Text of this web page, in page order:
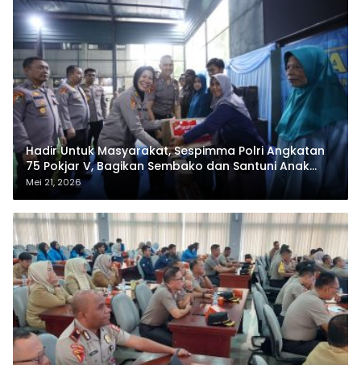
Hadir Untuk Masyarakat, Sespimma Polri Angkatan
75 Pokjar V, Bagikan Sembako dan Santuni Anak
Yatim
Mei 21, 2026